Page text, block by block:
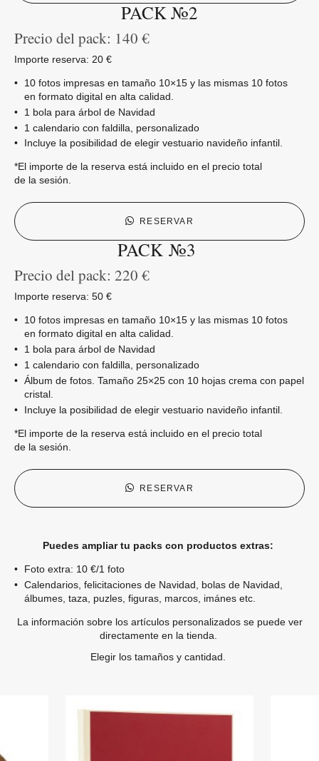
PACK №2
Precio del pack: 140 €
Importe reserva: 20 €
10 fotos impresas en tamaño 10×15 y las mismas 10 fotos
en formato digital en alta calidad.
1 bola para árbol de Navidad
1 calendario con faldilla, personalizado
Incluye la posibilidad de elegir vestuario navideño infantil.
*El importe de la reserva está incluido en el precio total
de la sesión.
RESERVAR
PACK №3
Precio del pack: 220 €
Importe reserva: 50 €
10 fotos impresas en tamaño 10×15 y las mismas 10 fotos
en formato digital en alta calidad.
1 bola para árbol de Navidad
1 calendario con faldilla, personalizado
Álbum de fotos. Tamaño 25×25 con 10 hojas crema con papel
cristal.
Incluye la posibilidad de elegir vestuario navideño infantil.
*El importe de la reserva está incluido en el precio total
de la sesión.
RESERVAR
Puedes ampliar tu packs con productos extras:
Foto extra: 10 €/1 foto
Calendarios, felicitaciones de Navidad, bolas de Navidad,
álbumes, taza, puzles, figuras, marcos, imánes etc.
La información sobre los artículos personalizados se puede ver
directamente en la tienda.
Elegir los tamaños y cantidad.